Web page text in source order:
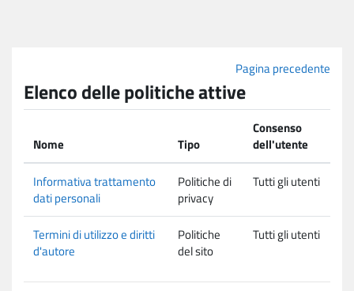
Pagina precedente
Elenco delle politiche attive
Nome Tipo
Consenso
dell'utente
Informativa trattamento
dati personali
Politiche di
privacy
Tutti gli utenti
Termini di utilizzo e diritti
d'autore
Politiche
del sito
Tutti gli utenti